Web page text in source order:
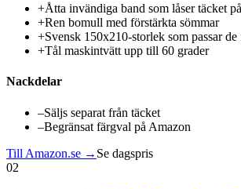
+Åtta invändiga band som låser täcket
+Ren bomull med förstärkta sömmar
+Svensk 150x210-storlek som passar de
+Tål maskintvätt upp till 60 grader
Nackdelar
–Säljs separat från täcket
–Begränsat färgval på Amazon
Till Amazon.se → Se dagspris
02